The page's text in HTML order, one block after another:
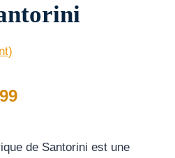
Plage
prix :
de Santorini est une